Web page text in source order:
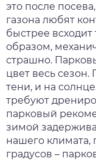
это после
газона любят
быстрее всходит
образом,
страшно.
цвет весь сезон.
тени, и на
требуют
парковый
зимой
нашего климата,
градусов –